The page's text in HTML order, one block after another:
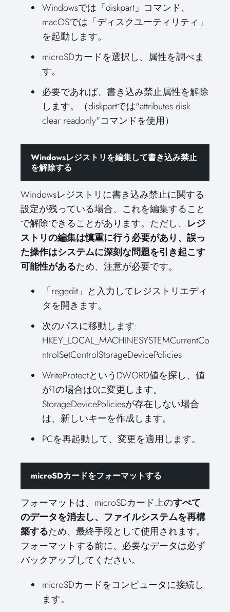
Windowsでは「diskpart」コマンド、
macOSでは「ディスクユーティリティ」
を起動します。
microSDカードを選択し、属性を調べま
す。
必要であれば、書き込み禁止属性を解除
します。（diskpartでは"attributes disk
clear readonly"コマンドを使用）
Windowsレジストリを編集して書き込み禁止
を解除する
Windowsレジストリに書き込み禁止に関する
設定が残っている場合、これを編集すること
で解除できることがあります。ただし、 レジ
ストリの編集は慎重に行う必要があり、誤っ
た操作はシステムに深刻な問題を引き起こす
可能性があるため、注意が必要です。
「regedit」と入力してレジストリエディ
タを開きます。
次のパスに移動します:
HKEY_LOCAL_MACHINESYSTEMCurrentCo
ntrolSetControlStorageDevicePolicies
WriteProtectというDWORD値を探し、値
が1の場合は0に変更します。
StorageDevicePoliciesが存在しない場合
は、新しいキーを作成します。
PCを再起動して、変更を適用します。
microSDカードをフォーマットする
フォーマットは、microSDカード上のすべて
のデータを消去し、ファイルシステムを再構
築するため、最終手段として使用されます。
フォーマットする前に、必要なデータは必ず
バックアップしてください。
microSDカードをコンピュータに接続し
ます。